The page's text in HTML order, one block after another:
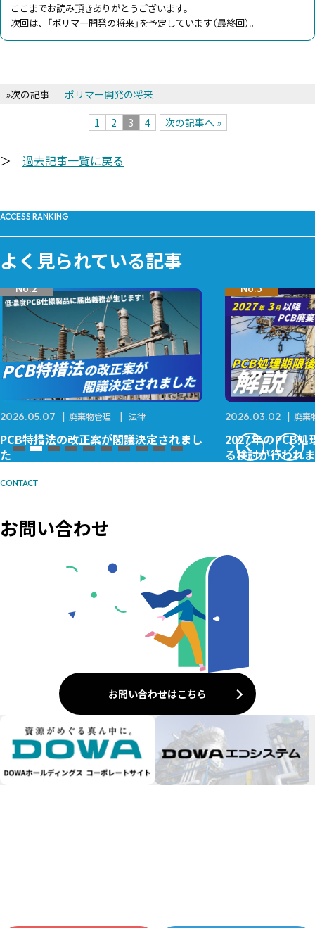
ここまでお読み頂きありがとうございます。
次回は、「ポリマー開発の将来」を予定しています（最終回）。
»次の記事
ポリマー開発の将来
1
2 3 4 次の記事へ »
＞ 過去記事一覧に戻る
ACCESS RANKING
よく見られている記事
No.2
2026.05.07 廃棄物管理 法律
PCB特措法の改正案が閣議決定されまし
た
No.3
2026.03.02 廃棄
2027年のPCB
る検討が行われ
CONTACT
お問い合わせ
お問い合わせはこちら